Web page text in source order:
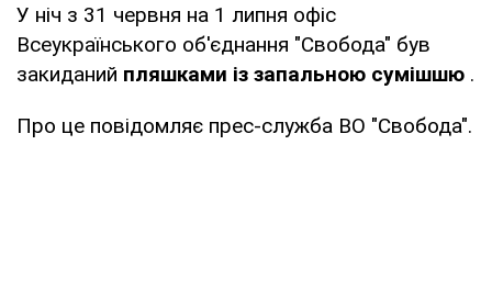
У ніч з 31 червня на 1 липня офіс
Всеукраїнського об'єднання "Свобода" був
закиданий пляшками із запальною сумішшю .
Про це повідомляє прес-служба ВО "Свобода".